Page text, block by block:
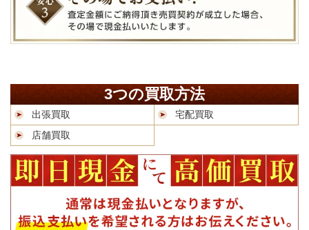
3つの買取方法
出張買取
宅配買取
店舗買取